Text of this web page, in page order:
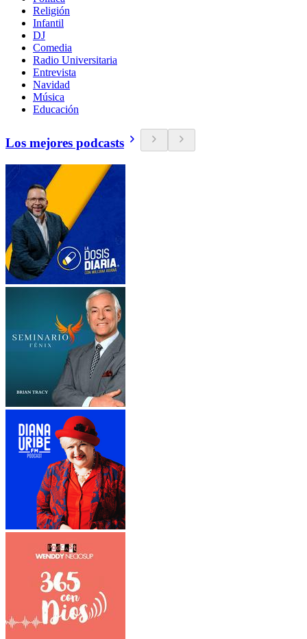
Religión
Infantil
DJ
Comedia
Radio Universitaria
Entrevista
Navidad
Música
Educación
Los mejores podcasts